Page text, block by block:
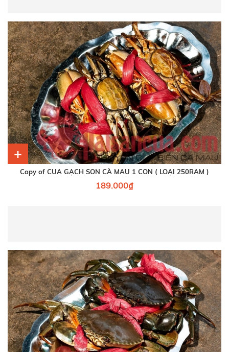
+
Copy of CUA GẠCH SON CÀ MAU 1 CON ( LOẠI 250RAM )
189.000₫